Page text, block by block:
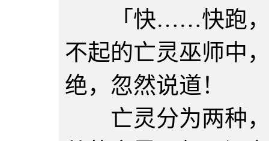
「快……快跑，
不起的亡灵巫师中
绝，忽然说道！
亡灵分为两种，